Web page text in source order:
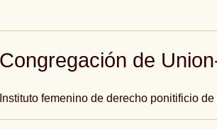
Congregación de
Instituto femenino de derecho ponitificio